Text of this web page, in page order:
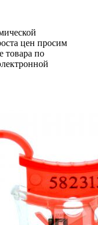
цен просим
товара по